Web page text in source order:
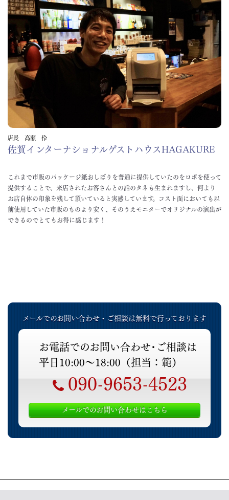
店長 高瀬 伶
佐賀インターナショナルゲストハウスHAGAKURE
これまで市販のパッケージ紙おしぼりを普通に提供していたのをロボを使って
提供することで、来店されたお客さんとの話のタネも生まれますし、何より
お店自体の印象を残して頂いていると実感しています。コスト面においても以
前使用していた市販のものより安く、そのうえモニターでオリジナルの演出が
できるのでとてもお得に感じます！
メールでのお問い合わせ・ご相談は無料で行っております
お電話でのお問い合わせ･ご相談は
平日10:00～18:00（担当：範）
090-9653-4523
メールでのお問い合わせはこちら